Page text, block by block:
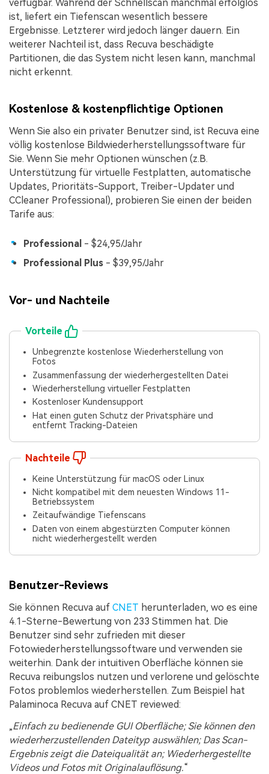
verfügbar. Während der Schnellscan manchmal erfolglos
ist, liefert ein Tiefenscan wesentlich bessere
Ergebnisse. Letzterer wird jedoch länger dauern. Ein
weiterer Nachteil ist, dass Recuva beschädigte
Partitionen, die das System nicht lesen kann, manchmal
nicht erkennt.
Kostenlose & kostenpflichtige Optionen
Wenn Sie also ein privater Benutzer sind, ist Recuva eine
völlig kostenlose Bildwiederherstellungssoftware für
Sie. Wenn Sie mehr Optionen wünschen (z.B.
Unterstützung für virtuelle Festplatten, automatische
Updates, Prioritäts-Support, Treiber-Updater und
CCleaner Professional), probieren Sie einen der beiden
Tarife aus:
Professional - $24,95/Jahr
Professional Plus - $39,95/Jahr
Vor- und Nachteile
Vorteile
Unbegrenzte kostenlose Wiederherstellung von
Fotos
Zusammenfassung der wiederhergestellten Datei
Wiederherstellung virtueller Festplatten
Kostenloser Kundensupport
Hat einen guten Schutz der Privatsphäre und
entfernt Tracking-Dateien
Nachteile
Keine Unterstützung für macOS oder Linux
Nicht kompatibel mit dem neuesten Windows 11-
Betriebssystem
Zeitaufwändige Tiefenscans
Daten von einem abgestürzten Computer können
nicht wiederhergestellt werden
Benutzer-Reviews
Sie können Recuva auf CNET herunterladen, wo es eine
4.1-Sterne-Bewertung von 233 Stimmen hat. Die
Benutzer sind sehr zufrieden mit dieser
Fotowiederherstellungssoftware und verwenden sie
weiterhin. Dank der intuitiven Oberfläche können sie
Recuva reibungslos nutzen und verlorene und gelöschte
Fotos problemlos wiederherstellen. Zum Beispiel hat
Palaminoca Recuva auf CNET reviewed:
Einfach zu bedienende GUI Oberfläche; Sie können den
wiederherzustellenden Dateityp auswählen; Das Scan-
Ergebnis zeigt die Dateiqualität an; Wiederhergestellte
Videos und Fotos mit Originalauflösung.